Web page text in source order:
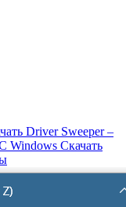
Driver Sweeper –
Windows Скачать